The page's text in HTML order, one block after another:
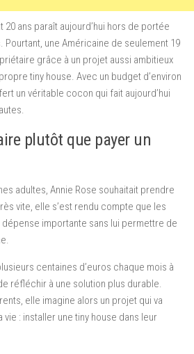
ans paraît aujourd’hui hors de portée
Pourtant, une Américaine de seulement 19
grâce à un projet aussi ambitieux
tiny house. Avec un budget d’environ
un véritable cocon qui fait aujourd’hui
plutôt que payer un
adultes, Annie Rose souhaitait prendre
vite, elle s’est rendu compte que les
importante sans lui permettre de
centaines d’euros chaque mois à
réfléchir à une solution plus durable.
elle imagine alors un projet qui va
: installer une tiny house dans leur